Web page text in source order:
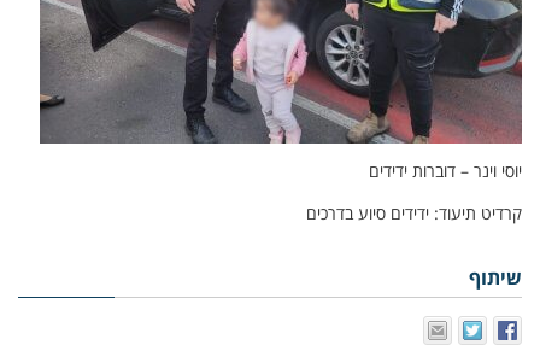
יוסי וינר – דוברות ידידים
קרדיט תיעוד: ידידים סיוע בדרכים
שיתוף